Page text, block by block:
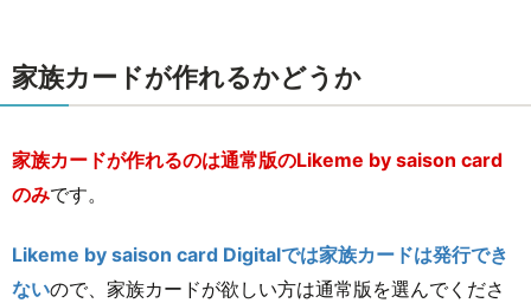
家族カードが作れるかどうか
家族カードが作れるのは通常版のLikeme by saison card
のみです。
Likeme by saison card Digitalでは家族カードは発行でき
ないので、家族カードが欲しい方は通常版を選んでくださ